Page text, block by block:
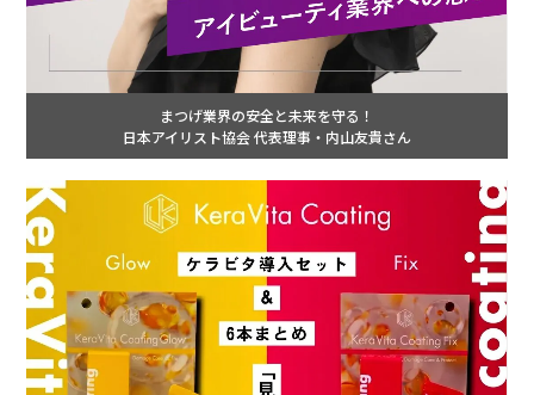
まつげ業界の安全と未来を守る！
日本アイリスト協会 代表理事・内山友貴さん